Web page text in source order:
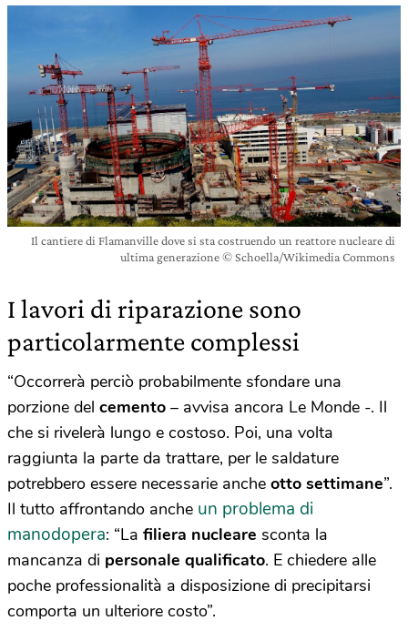
Il cantiere di Flamanville dove si sta costruendo un reattore nucleare di
ultima generazione © Schoella/Wikimedia Commons
I lavori di riparazione sono
particolarmente complessi
“Occorrerà perciò probabilmente sfondare una
porzione del cemento – avvisa ancora Le Monde -. Il
che si rivelerà lungo e costoso. Poi, una volta
raggiunta la parte da trattare, per le saldature
potrebbero essere necessarie anche otto settimane”.
Il tutto affrontando anche un problema di
manodopera: “La filiera nucleare sconta la
mancanza di personale qualificato. E chiedere alle
poche professionalità a disposizione di precipitarsi
comporta un ulteriore costo”.